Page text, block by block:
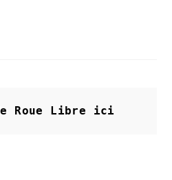
Roue Libre ici